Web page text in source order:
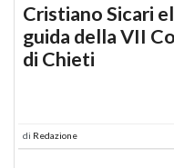
Cristiano Sicari
guida della VII
di Chieti
di Redazione